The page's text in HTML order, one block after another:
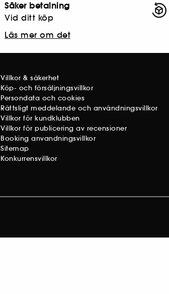
Säker betalning
Vid ditt köp
Läs mer om det
Villkor & säkerhet
Köp- och försäljningsvillkor
Persondata och cookies
Rättsligt meddelande och användningsvillkor
Villkor för kundklubben
Villkor för publicering av recensioner
Booking anvandningsvillkor
Sitemap
Konkurrensvillkor